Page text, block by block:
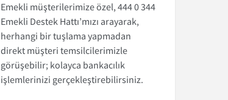
Emekli müşterilerimize özel, 444 0 344
Emekli Destek Hattı’mızı arayarak,
herhangi bir tuşlama yapmadan
direkt müşteri temsilcilerimizle
görüşebilir; kolayca bankacılık
işlemlerinizi gerçekleştirebilirsiniz.